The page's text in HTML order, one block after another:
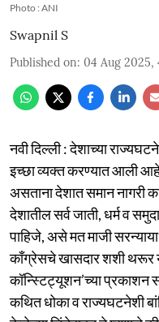
Photo : ANI
Swapnil S
Published on: 04 Aug 2025,
नवी दिल्ली : देशाच्या
इच्छा व्यक्त करण्यात आली
असताना देशात समान नागरी
देशातील सर्व जाती, धर्म व
पाहिजे, असे मत माजी
काँग्रेसचे खासदार शशी थरूर
कॉन्स्टिट्यूशन’च्या प्रकाशन
कथित धोका व राज्यघटनेशी